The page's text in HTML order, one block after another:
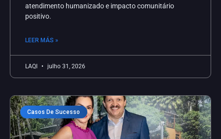
atendimento humanizado e impacto comunitário
positivo.
LEER MÁS »
LAQI julho 31, 2026
Casos De Sucesso